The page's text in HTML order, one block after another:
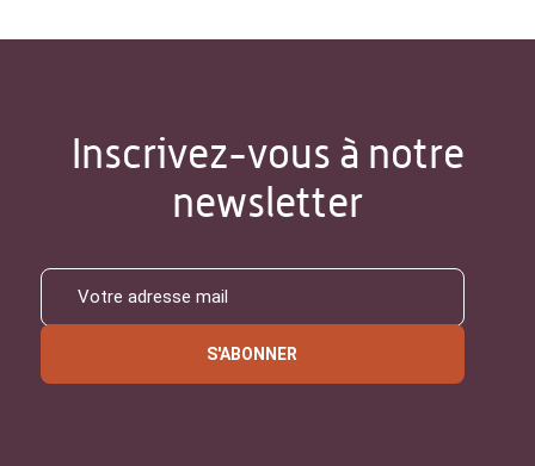
Inscrivez-vous à notre
newsletter
S'ABONNER